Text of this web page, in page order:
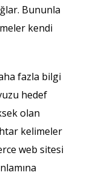
Bununla
kendi
fazla bilgi
hedef
olan
kelimeler
web sitesi